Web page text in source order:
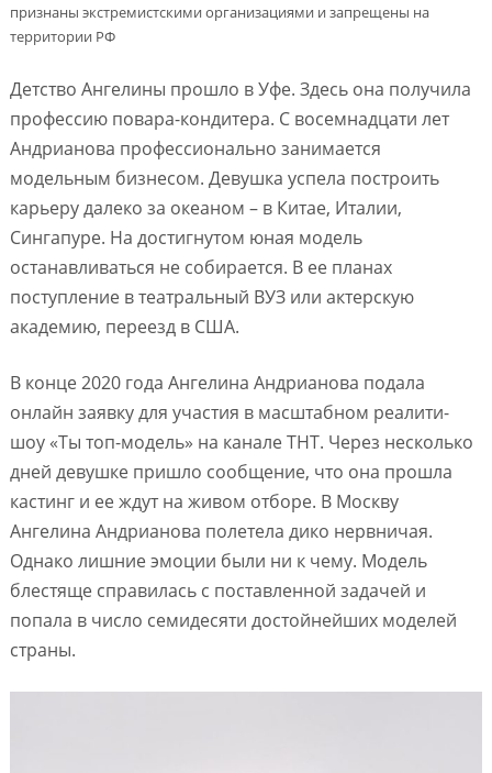
признаны экстремистскими организациями и запрещены на
территории РФ
Детство Ангелины прошло в Уфе. Здесь она получила
профессию повара-кондитера. С восемнадцати лет
Андрианова профессионально занимается
модельным бизнесом. Девушка успела построить
карьеру далеко за океаном – в Китае, Италии,
Сингапуре. На достигнутом юная модель
останавливаться не собирается. В ее планах
поступление в театральный ВУЗ или актерскую
академию, переезд в США.
В конце 2020 года Ангелина Андрианова подала
онлайн заявку для участия в масштабном реалити-
шоу «Ты топ-модель» на канале ТНТ. Через несколько
дней девушке пришло сообщение, что она прошла
кастинг и ее ждут на живом отборе. В Москву
Ангелина Андрианова полетела дико нервничая.
Однако лишние эмоции были ни к чему. Модель
блестяще справилась с поставленной задачей и
попала в число семидесяти достойнейших моделей
страны.